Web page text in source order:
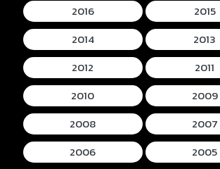
2016
2015
2014
2013
2012
2011
2010
2009
2008
2007
2006
2005